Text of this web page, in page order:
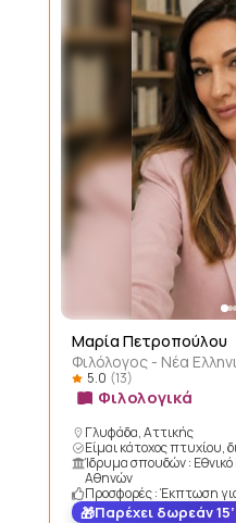
Μαρία Πετροπούλου
Φιλόλογος - Νέα
5.0 (13)
Φιλολογικά
Γλυφάδα, Αττικής
Είμαι κάτοχος
Ίδρυμα σπουδών :
Αθηνών
Προσφορές : Έκπτωση
Παρέχει δωρεάν